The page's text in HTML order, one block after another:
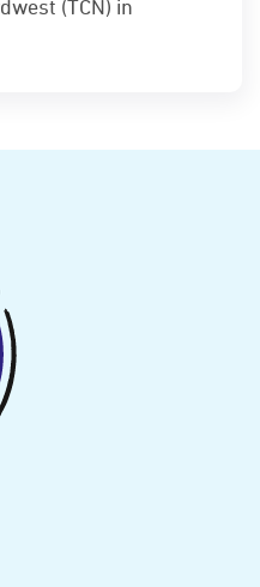
(TCN) in